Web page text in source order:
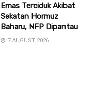
Emas Terciduk Akibat
Sekatan Hormuz
Baharu, NFP Dipantau
7 AUGUST 2026